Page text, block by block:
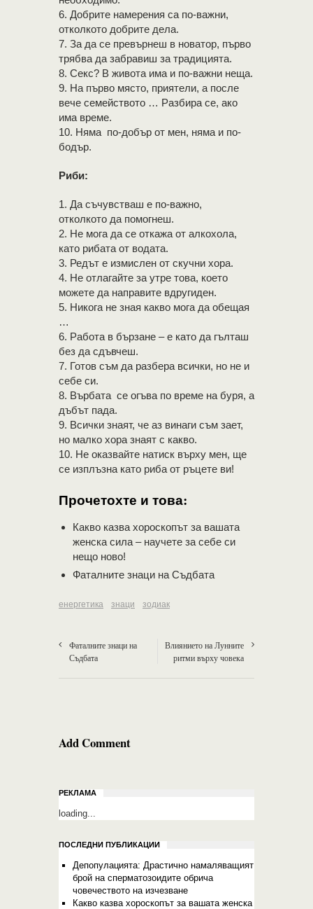
6. Добрите намерения са по-важни,
отколкото добрите дела.
7. За да се превърнеш в новатор, първо
трябва да забравиш за традицията.
8. Секс? В живота има и по-важни неща.
9. На първо място, приятели, а после
вече семейството … Разбира се, ако
има време.
10. Няма по-добър от мен, няма и по-
бодър.
Риби:
1. Да съчувстваш е по-важно,
отколкото да помогнеш.
2. Не мога да се откажа от алкохола,
като рибата от водата.
3. Редът е измислен от скучни хора.
4. Не отлагайте за утре това, което
можете да направите вдругиден.
5. Никога не зная какво мога да обещая
…
6. Работа в бързане – е като да гълташ
без да сдъвчеш.
7. Готов съм да разбера всички, но не и
себе си.
8. Върбата се огъва по време на буря, а
дъбът пада.
9. Всички знаят, че аз винаги съм зает,
но малко хора знаят с какво.
10. Не оказвайте натиск върху мен, ще
се изплъзна като риба от ръцете ви!
Прочетохте и това:
Какво казва хороскопът за вашата
женска сила – научете за себе си
нещо ново!
Фаталните знаци на Съдбата
енергетика знаци зодиак
Фаталните знаци на
Съдбата
Влиянието на Лунните
ритми върху човека
Add Comment
РЕКЛАМА
loading...
ПОСЛЕДНИ ПУБЛИКАЦИИ
Депопулацията: Драстично намаляващият
брой на сперматозоидите обрича
човечеството на изчезване
Какво казва хороскопът за вашата женска